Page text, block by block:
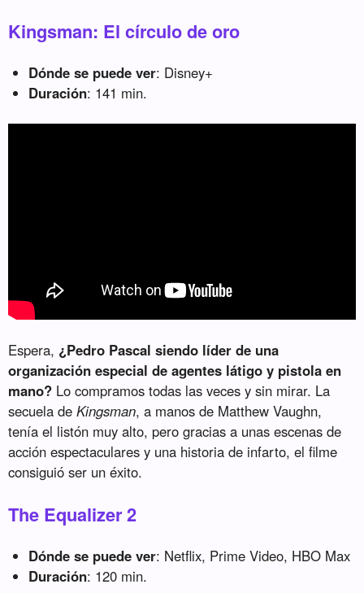
Kingsman: El círculo de oro
Dónde se puede ver: Disney+
Duración: 141 min.
Espera, ¿Pedro Pascal siendo líder de una
organización especial de agentes látigo y pistola en
mano? Lo compramos todas las veces y sin mirar. La
secuela deKingsman, a manos de Matthew Vaughn,
tenía el listón muy alto, pero gracias a unas escenas de
acción espectaculares y una historia de infarto, el filme
consiguió ser un éxito.
The Equalizer 2
Dónde se puede ver: Netflix, Prime Video, HBO Max
Duración: 120 min.